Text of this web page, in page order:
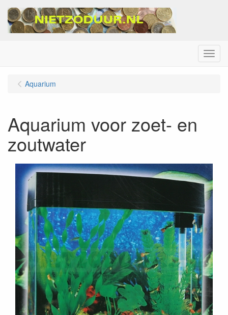
Menu
Aquarium
Aquarium voor zoet- en
zoutwater